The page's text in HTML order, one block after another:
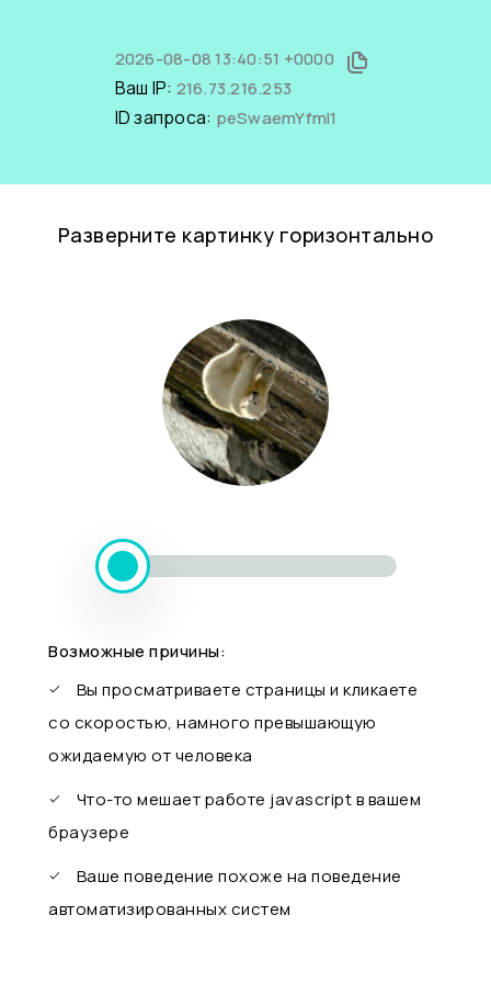
2026-08-08 13:40:51 +0000
Ваш IP: 216.73.216.253
ID запроса: peSwaemYfmI1
Разверните картинку горизонтально
Возможные причины:
Вы просматриваете страницы и кликаете
со скоростью, намного превышающую
ожидаемую от человека
Что-то мешает работе javascript в вашем
браузере
Ваше поведение похоже на поведение
автоматизированных систем